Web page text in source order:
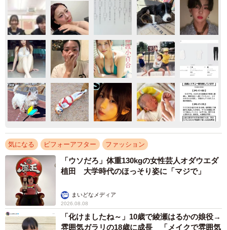
気になる ビフォーアフター ファッション
「ウソだろ」体重130kgの女性芸人オダウエダ
植田 大学時代のほっそり姿に「マジで」
まいどなメディア
2026.08.08
「化けましたね～」10歳で綾瀬はるかの娘役→
雰囲気ガラリの18歳に成長 「メイクで雰囲気